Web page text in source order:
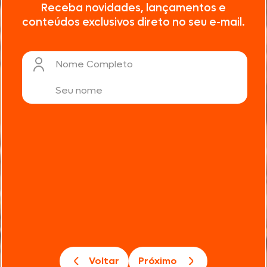
Receba novidades, lançamentos e
conteúdos exclusivos direto no seu e-mail.
Nome Completo
Voltar Próximo